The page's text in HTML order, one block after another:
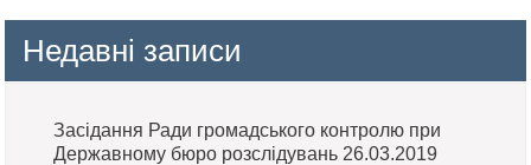
Недавні записи
Засідання Ради громадського контролю при
Державному бюро розслідувань 26.03.2019